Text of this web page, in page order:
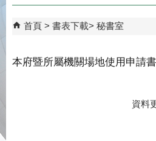
首頁 書表下載 秘書室
本府暨所屬機關場地使用申請書
資料